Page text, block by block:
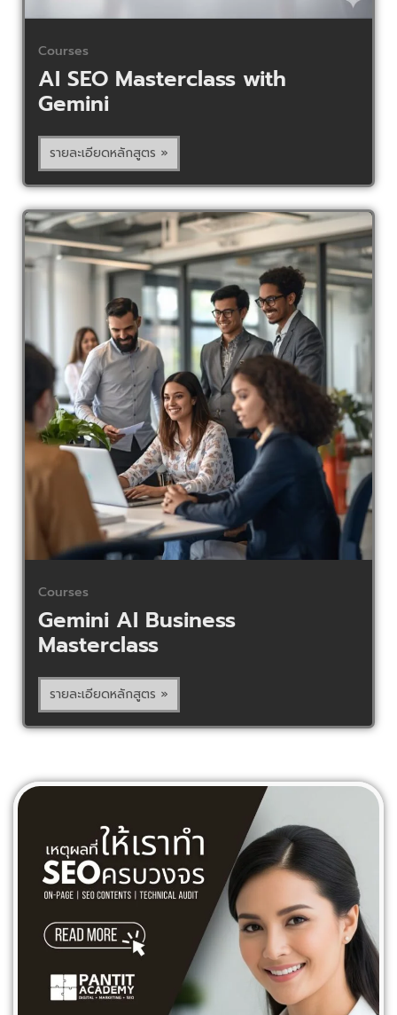
Courses
AI SEO Masterclass with
Gemini
รายละเอียดหลักสูตร »
Courses
Gemini AI Business
Masterclass
รายละเอียดหลักสูตร »